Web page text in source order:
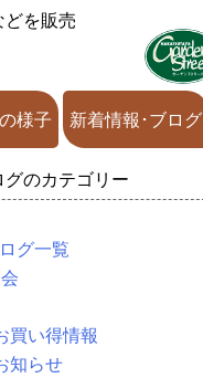
を販売
様子 新着情報･ブログ
のカテゴリー
グ一覧
買い得情報
知らせ